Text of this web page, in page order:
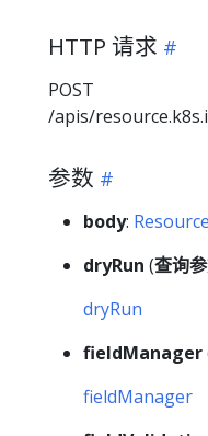
HTTP 请求
POST
/apis/
参数
body:
dryRun (查询
dryRun
fieldManager
fieldManager